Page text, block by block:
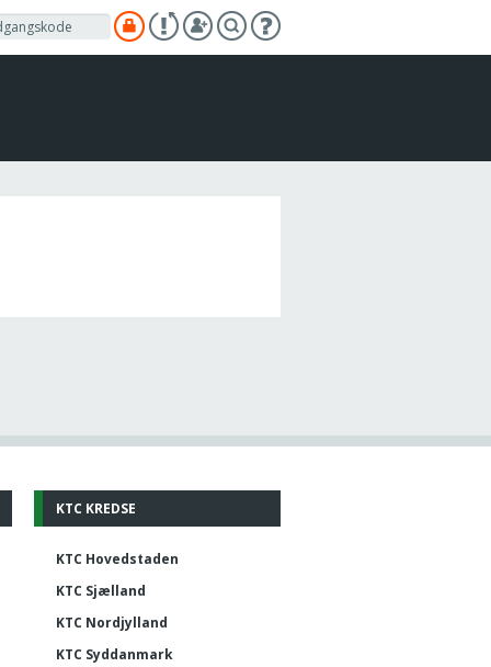
KTC KREDSE
KTC Hovedstaden
KTC Sjælland
KTC Nordjylland
KTC Syddanmark